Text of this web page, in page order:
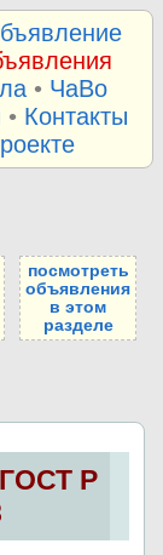
• ЧаВо
• Контакты
посмотреть
объявления
в этом
разделе
Р